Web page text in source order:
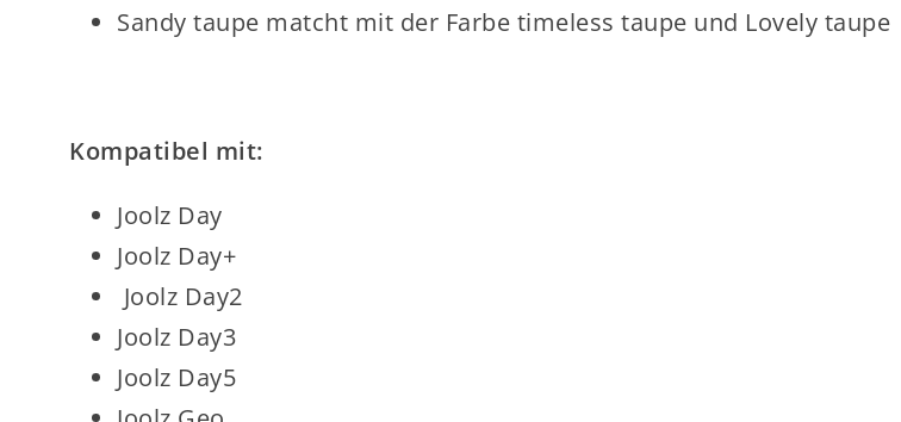
Sandy taupe matcht mit der Farbe timeless taupe und Lovely taupe
Kompatibel mit:
Joolz Day
Joolz Day+
Joolz Day2
Joolz Day3
Joolz Day5